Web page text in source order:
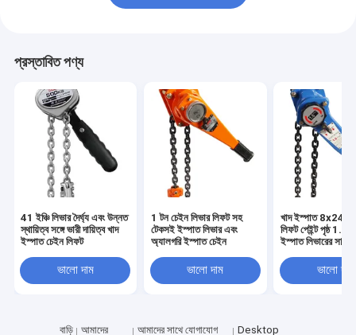
প্রস্তাবিত পণ্য
41 ইঞ্চি লিভার দৈর্ঘ্য এবং উন্নত
স্থায়িত্ব সঙ্গে ভারী দায়িত্ব খাদ
ইস্পাত চেইন লিফট
ভালো দাম
1 টন চেইন লিভার লিফট সহ
টেকসই ইস্পাত লিভার এবং
অ্যালগরি ইস্পাত চেইন
ভালো দাম
খাদ ইস্পাত 8x24
লিফট পেইন্ট পৃষ্ঠ
ইস্পাত লিভারের
ভালো দাম
বাড়ি আমাদের আমাদের সাথে যোগাযোগ Desktop